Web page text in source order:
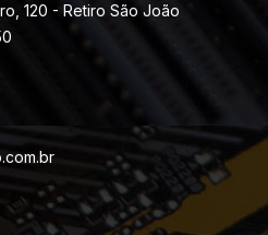
120 - Retiro São João